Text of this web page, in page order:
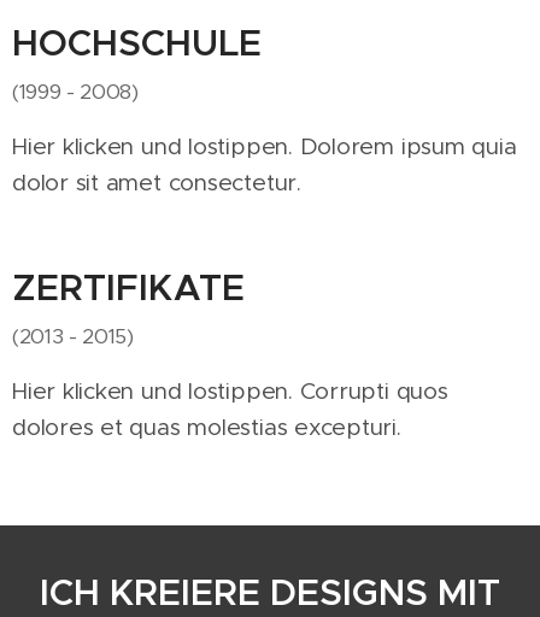
HOCHSCHULE
(1999 - 2008)
Hier klicken und lostippen. Dolorem ipsum quia
dolor sit amet consectetur.
ZERTIFIKATE
(2013 - 2015)
Hier klicken und lostippen. Corrupti quos
dolores et quas molestias excepturi.
ICH KREIERE DESIGNS MIT